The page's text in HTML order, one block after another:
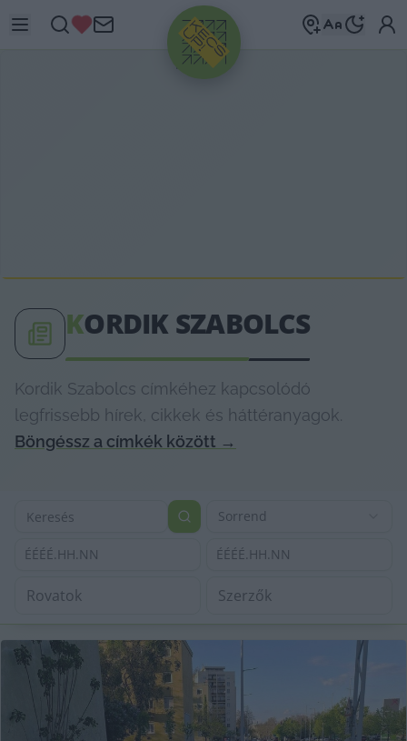
HIRDETÉS
KORDIK SZABOLCS
Kordik Szabolcs címkéhez kapcsolódó
legfrissebb hírek, cikkek és háttéranyagok.
Böngéssz a címkék között →
Sorrend
ÉÉÉÉ.HH.NN ÉÉÉÉ.HH.NN